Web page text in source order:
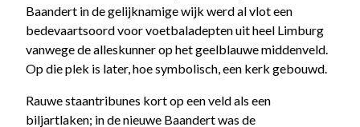
Baandert in de gelijknamige wijk werd al vlot een
bedevaartsoord voor voetbaladepten uit heel Limburg
vanwege de alleskunner op het geelblauwe middenveld.
Op die plek is later, hoe symbolisch, een kerk gebouwd.
Rauwe staantribunes kort op een veld als een
biljartlaken; in de nieuwe Baandert was de